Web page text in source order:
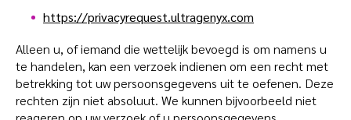
https://privacyrequest.ultragenyx.com
Alleen u, of iemand die wettelijk bevoegd is om namens u
te handelen, kan een verzoek indienen om een recht met
betrekking tot uw persoonsgegevens uit te oefenen. Deze
rechten zijn niet absoluut. We kunnen bijvoorbeeld niet